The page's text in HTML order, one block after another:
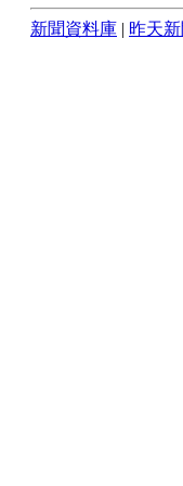
新聞資料庫 | 昨天